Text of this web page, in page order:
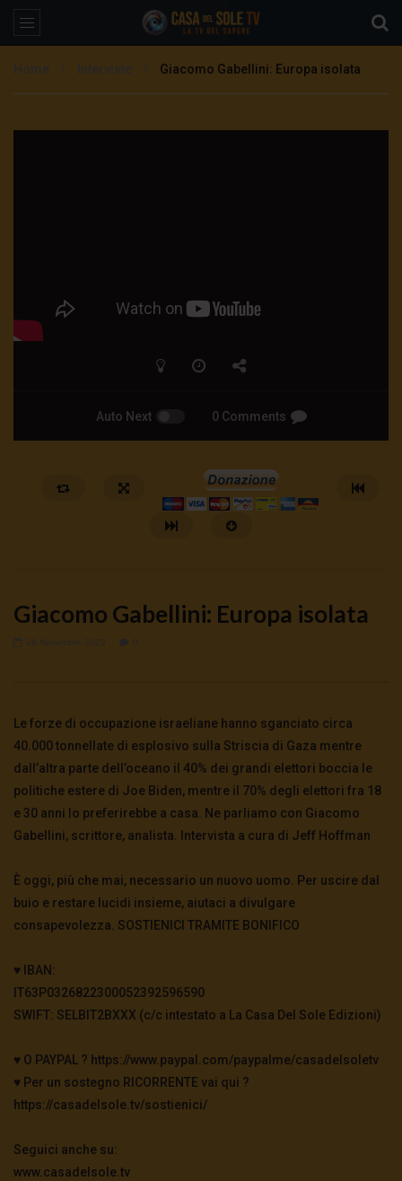
Giacomo Gabellini: Europa isolata
Auto Next 0 Comments
Cinema, mito e potere: come ci
preparano alla guerra
0
132 0 0
Putrino: coscienti o
5 Agosto 2026 - LUD:
Giacomo Gabellini: Europa isolata
Le forze di occupazione israeliane hanno sganciato circa
40.000 tonnellate di esplosivo sulla Striscia di Gaza mentre
dall’altra parte dell’oceano il 40% dei grandi elettori boccia le
politiche estere di Joe Biden, mentre il 70% degli elettori fra 18
e 30 anni lo preferirebbe a casa. Ne parliamo con Giacomo
Gabellini, scrittore, analista. Intervista a cura di Jeff Hoffman
È oggi, più che mai, necessario un nuovo uomo. Per uscire dal
buio e restare lucidi insieme, aiutaci a divulgare
consapevolezza. SOSTIENICI TRAMITE BONIFICO
♥️ IBAN:
IT63P0326822300052392596590
SWIFT: SELBIT2BXXX (c/c intestato a La Casa Del Sole Edizioni)
♥️ O PAYPAL ? https://www.paypal.com/paypalme/casadelsoletv
♥️ Per un sostegno RICORRENTE vai qui ?
https://casadelsole.tv/sostienici/
Seguici anche su:
www.casadelsole.tv